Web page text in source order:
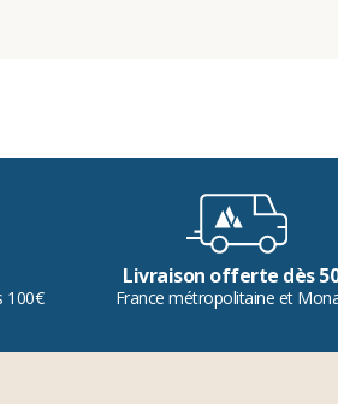
100€
Livraison offerte dès
France métropolitaine et